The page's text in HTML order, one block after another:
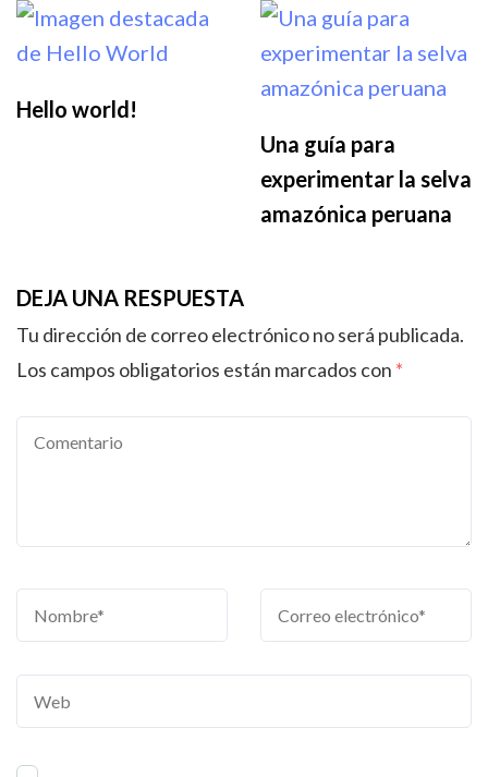
Hello world!
Una guía para
experimentar la selva
amazónica peruana
DEJA UNA RESPUESTA
Tu dirección de correo electrónico no será publicada.
Los campos obligatorios están marcados con *